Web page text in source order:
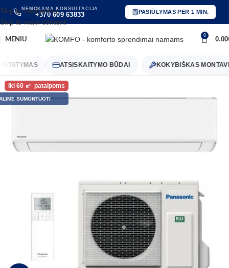
Skip to navigation
Skip to main content
NEMOKAMA KONSULTACIJA
+370 609 63833 PASIŪLYMAS PER 1 MIN.
MENIU
0 0.00
ATSISKAITYMO BŪDAI KOKYBIŠKAS
60
SUMONTUOTI